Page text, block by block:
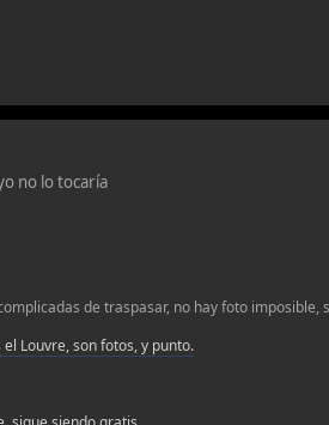
no lo tocaría
de traspasar, no hay foto
Louvre, son fotos, y punto.